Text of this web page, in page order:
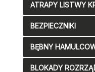
ATRAPY LISTWY
BEZPIECZNIKI
BĘBNY
BLOKADY